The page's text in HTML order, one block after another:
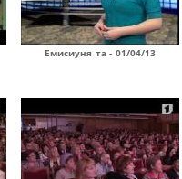
Емисиуня та - 01/04/13